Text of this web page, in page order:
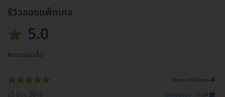
รีวิวของแพ็กเกจ
5.0
คะแนนเฉลี่ย
รีวิวสถานที่ให้บริการ 🏥
25 มี.ค. 2018 ดูรีวิวต้นฉบับ